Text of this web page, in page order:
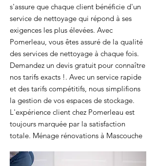
s'assure que chaque client bénéficie d'un
service de nettoyage qui répond à ses
exigences les plus élevées. Avec
Pomerleau, vous êtes assuré de la qualité
des services de nettoyage à chaque fois.
Demandez un devis gratuit pour connaître
nos tarifs exacts !. Avec un service rapide
et des tarifs compétitifs, nous simplifions
la gestion de vos espaces de stockage.
L'expérience client chez Pomerleau est
toujours marquée par la satisfaction
totale. Ménage rénovations à Mascouche